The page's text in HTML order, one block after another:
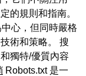
的規則和指南。
心，但同時嚴格
術和策略。 搜
獨特/優質內容
Robots.txt 是一